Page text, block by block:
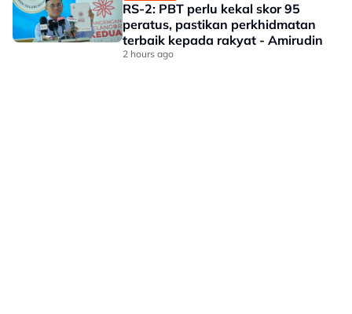
RS-2: PBT perlu kekal skor 95
peratus, pastikan perkhidmatan
terbaik kepada rakyat - Amirudin
2 hours ago